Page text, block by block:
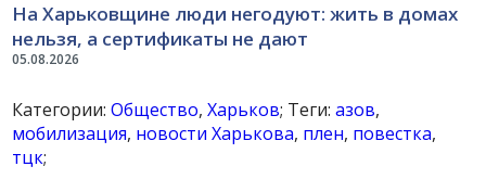
05.08.2026
На Харьковщине люди негодуют: жить в домах
нельзя, а сертификаты не дают
Категории:Общество,Харьков; Теги:азов,
мобилизация, новости Харькова, плен, повестка,
тцк;